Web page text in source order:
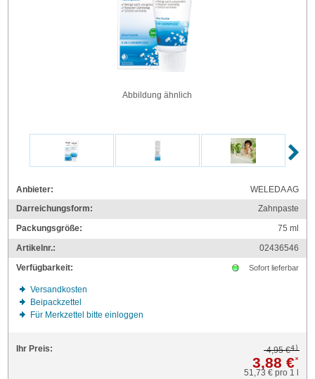
Abbildung ähnlich
Anbieter:
WELEDA AG
Darreichungsform:
Zahnpaste
Packungsgröße:
75ml
Artikelnr.:
02436546
Verfügbarkeit:
Sofort lieferbar
Versandkosten
Beipackzettel
Für Merkzettel bitte einloggen
Ihr Preis: 4,95 €4)
3,88 €*
51,73 € pro 1 l